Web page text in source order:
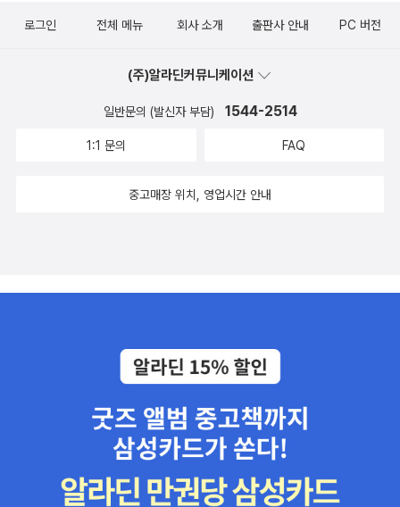
로그인 전체 메뉴 회사 소개 출판사 안내 PC 버전
(주)알라딘커뮤니케이션
일반문의 (발신자 부담) 1544-2514
1:1 문의 FAQ
중고매장 위치, 영업시간 안내